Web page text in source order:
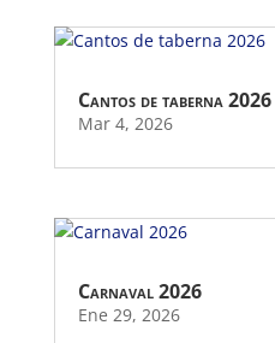
Cantos de taberna 2026
Mar 4, 2026
Carnaval 2026
Ene 29, 2026